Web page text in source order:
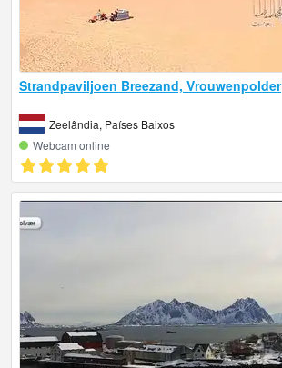
Strandpaviljoen Breezand, Vrouwenpolder
Zeelândia, Países Baixos
Webcam online